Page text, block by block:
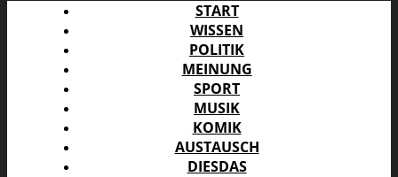
START
WISSEN
POLITIK
MEINUNG
SPORT
MUSIK
KOMIK
AUSTAUSCH
DIESDAS